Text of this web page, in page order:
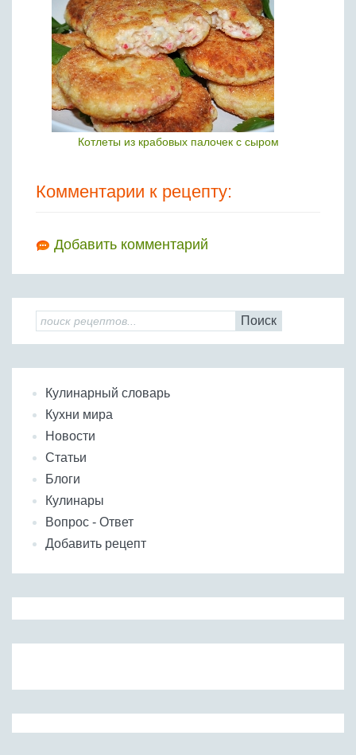
Котлеты из крабовых палочек с сыром
Комментарии к рецепту:
Добавить комментарий
Поиск
Кулинарный словарь
Кухни мира
Новости
Статьи
Блоги
Кулинары
Вопрос - Ответ
Добавить рецепт